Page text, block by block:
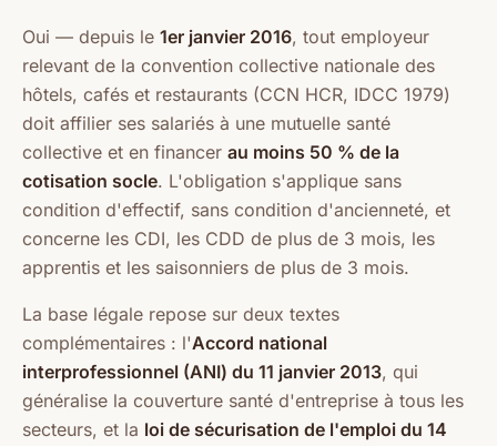
Oui — depuis le 1er janvier 2016, tout employeur
relevant de la convention collective nationale des
hôtels, cafés et restaurants (CCN HCR, IDCC 1979)
doit affilier ses salariés à une mutuelle santé
collective et en financer au moins 50 % de la
cotisation socle. L'obligation s'applique sans
condition d'effectif, sans condition d'ancienneté, et
concerne les CDI, les CDD de plus de 3 mois, les
apprentis et les saisonniers de plus de 3 mois.
La base légale repose sur deux textes
complémentaires : l'Accord national
interprofessionnel (ANI) du 11 janvier 2013, qui
généralise la couverture santé d'entreprise à tous les
secteurs, et la loi de sécurisation de l'emploi du 14